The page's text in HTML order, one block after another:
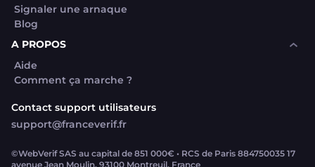
Signaler une arnaque
Blog
A PROPOS
Aide
Comment ça marche ?
Contact support utilisateurs
support@franceverif.fr
©WebVerif SAS au capital de 851 000€ • RCS de Paris 884750035 17
avenue Jean Moulin, 93100 Montreuil, France